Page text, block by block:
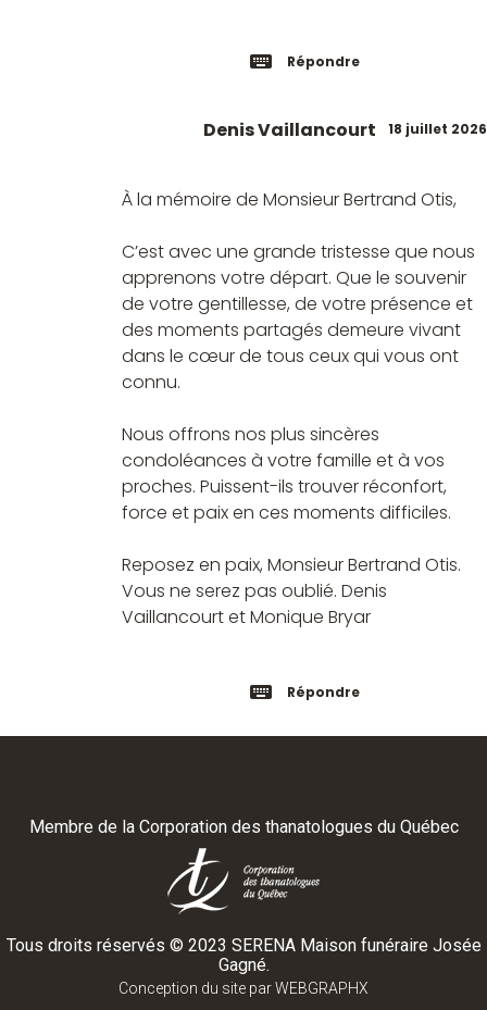
Répondre
18 juillet 2026
Denis Vaillancourt
À la mémoire de Monsieur Bertrand Otis,
C’est avec une grande tristesse que nous
apprenons votre départ. Que le souvenir
de votre gentillesse, de votre présence et
des moments partagés demeure vivant
dans le cœur de tous ceux qui vous ont
connu.
Nous offrons nos plus sincères
condoléances à votre famille et à vos
proches. Puissent-ils trouver réconfort,
force et paix en ces moments difficiles.
Reposez en paix, Monsieur Bertrand Otis.
Vous ne serez pas oublié. Denis
Vaillancourt et Monique Bryar
Répondre
Membre de la Corporation des thanatologues du Québec
Tous droits réservés © 2023 SERENA Maison funéraire Josée
Gagné.
Conception du site parWEBGRAPHX